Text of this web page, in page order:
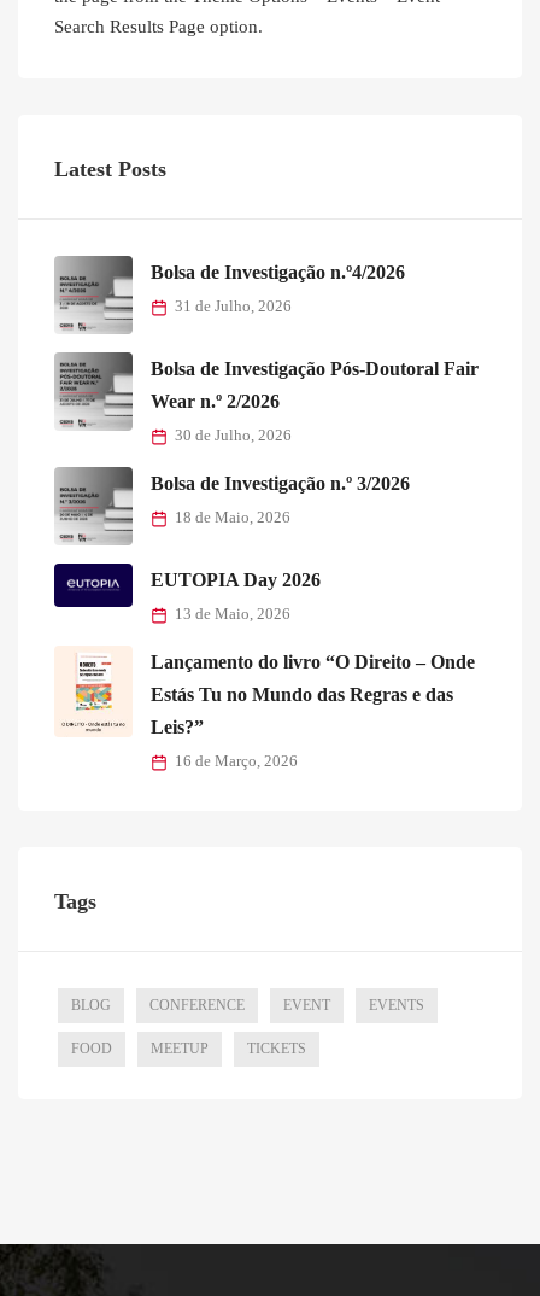
Search Results Page option.
Latest Posts
Bolsa de Investigação n.º4/2026
31 de Julho, 2026
Bolsa de Investigação Pós-Doutoral Fair
Wear n.º 2/2026
30 de Julho, 2026
Bolsa de Investigação n.º 3/2026
18 de Maio, 2026
EUTOPIA Day 2026
13 de Maio, 2026
Lançamento do livro “O Direito – Onde
Estás Tu no Mundo das Regras e das
Leis?”
16 de Março, 2026
Tags
BLOG CONFERENCE EVENT EVENTS
FOOD MEETUP TICKETS